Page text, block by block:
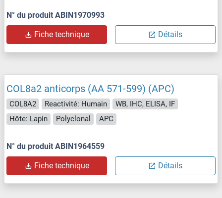
N° du produit ABIN1970993
Fiche technique Détails
COL8a2 anticorps (AA 571-599) (APC)
COL8A2 Reactivité: Humain
WB, IHC, ELISA, IF
Hôte: Lapin
Polyclonal APC
N° du produit ABIN1964559
Fiche technique Détails